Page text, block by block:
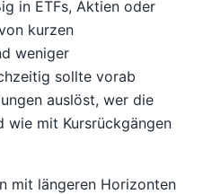
in ETFs, Aktien oder
kurzen
weniger
sollte vorab
auslöst, wer die
wie mit Kursrückgängen
mit längeren Horizonten